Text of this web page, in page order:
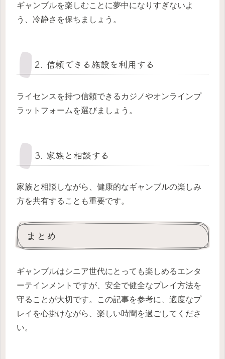
ギャンブルを楽しむことに夢中になりすぎないよ
う、冷静さを保ちましょう。
2. 信頼できる施設を利用する
ライセンスを持つ信頼できるカジノやオンラインプ
ラットフォームを選びましょう。
3. 家族と相談する
家族と相談しながら、健康的なギャンブルの楽しみ
方を共有することも重要です。
まとめ
ギャンブルはシニア世代にとっても楽しめるエンタ
ーテインメントですが、安全で健全なプレイ方法を
守ることが大切です。この記事を参考に、適度なプ
レイを心掛けながら、楽しい時間を過ごしてくださ
い。